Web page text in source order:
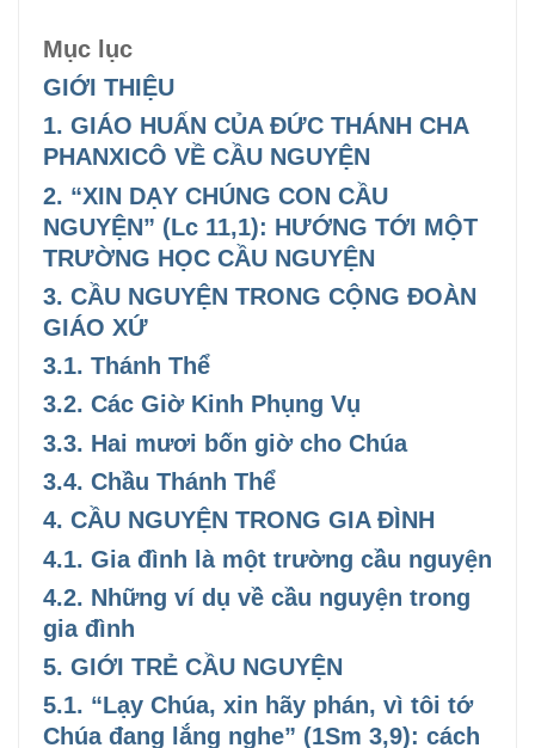
Mục lục
GIỚI THIỆU
1. GIÁO HUẤN CỦA ĐỨC THÁNH CHA
PHANXICÔ VỀ CẦU NGUYỆN
2. “XIN DẠY CHÚNG CON CẦU
NGUYỆN” (Lc 11,1): HƯỚNG TỚI MỘT
TRƯỜNG HỌC CẦU NGUYỆN
3. CẦU NGUYỆN TRONG CỘNG ĐOÀN
GIÁO XỨ
3.1. Thánh Thể
3.2. Các Giờ Kinh Phụng Vụ
3.3. Hai mươi bốn giờ cho Chúa
3.4. Chầu Thánh Thể
4. CẦU NGUYỆN TRONG GIA ĐÌNH
4.1. Gia đình là một trường cầu nguyện
4.2. Những ví dụ về cầu nguyện trong
gia đình
5. GIỚI TRẺ CẦU NGUYỆN
5.1. “Lạy Chúa, xin hãy phán, vì tôi tớ
Chúa đang lắng nghe” (1Sm 3,9): cách